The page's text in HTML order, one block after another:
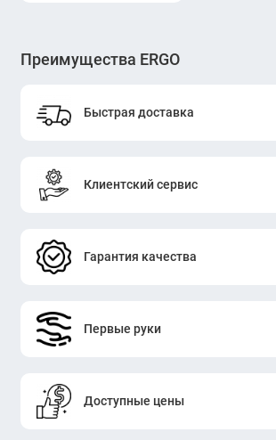
Преимущества ERGO
Быстрая доставка
Клиентский сервис
Гарантия качества
Первые руки
Доступные цены